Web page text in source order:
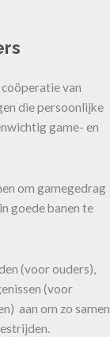
van
die persoonlijke
game- en
om gamegedrag
goede banen te
(voor ouders),
(voor
aan om zo samen